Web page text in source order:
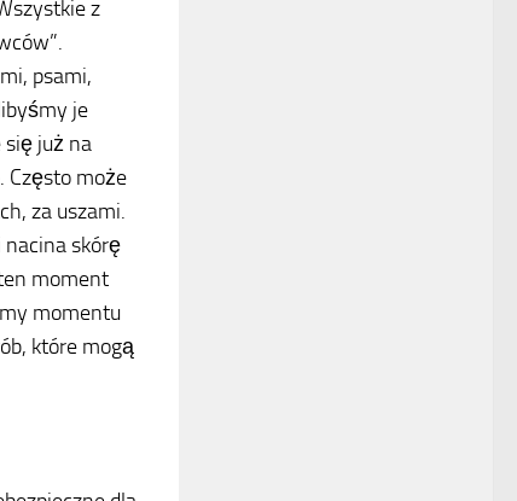
z
psami,
je
się już na
Często może
za uszami.
skórę
moment
momentu
które mogą